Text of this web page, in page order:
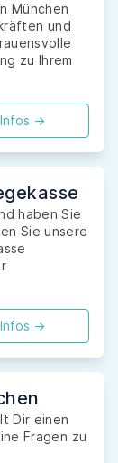
München
und
zu Ihrem
->
haben Sie
Sie unsere
->
Dir einen
Fragen zu